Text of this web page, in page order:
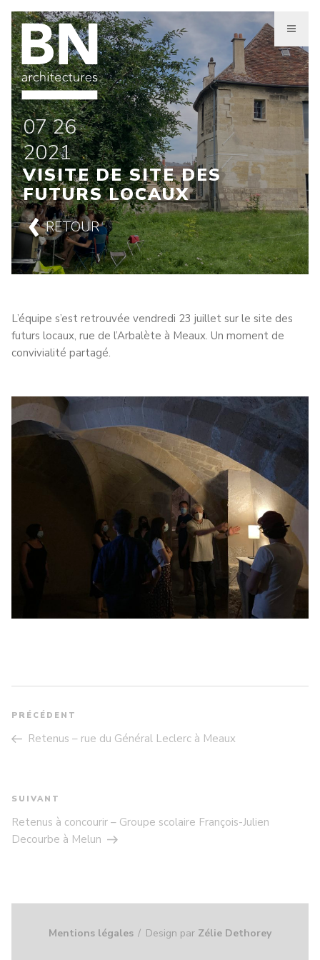
Aller
contenu
principal
07 26
2021
VISITE DE SITE DES
FUTURS LOCAUX
RETOUR
L’équipe s’est retrouvée vendredi 23 juillet sur le site des
futurs locaux, rue de l’Arbalète à Meaux. Un moment de
convivialité partagé.
DE
Article
précédent
PRÉCÉDENT
Retenus – rue du Général Leclerc à Meaux
Article
suivant
SUIVANT
Retenus à concourir – Groupe scolaire François-Julien
Decourbe à Melun
Mentions légales Design par Zélie Dethorey